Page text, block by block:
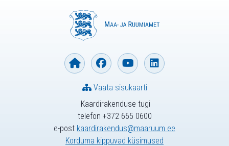
Kaardirakenduse tugi
telefon +372 665 0600
e-post kaardirakendus@maaruum.ee
Korduma kippuvad küsimused
Vaata sisukaarti